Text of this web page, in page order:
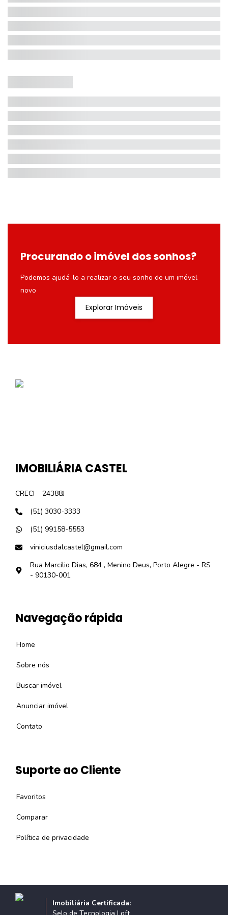
Procurando o imóvel dos sonhos?
Podemos ajudá-lo a realizar o seu sonho de um imóvel
novo
Explorar Imóveis
IMOBILIÁRIA CASTEL
CRECI
24388J
(51) 3030-3333
(51) 99158-5553
viniciusdalcastel@gmail.com
Rua Marcílio Dias, 684 , Menino Deus, Porto Alegre - RS
- 90130-001
Navegação rápida
Home
Sobre nós
Buscar imóvel
Anunciar imóvel
Contato
Suporte ao Cliente
Favoritos
Comparar
Política de privacidade
Imobiliária Certificada: